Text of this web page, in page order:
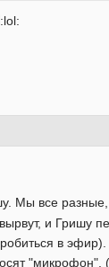
Мы все
и Гришу
в